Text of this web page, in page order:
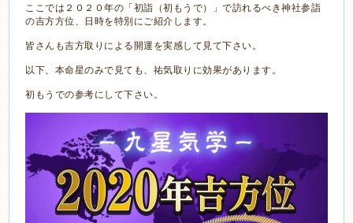
ここでは２０２０年の「初詣（初もうで）」で訪れるべき神社参詣
の吉方方位、日時を特別にご紹介します。
皆さんも吉方取りによる開運を実感して見て下さい。
以下、本命星のみで見ても、祐気取りに効果があります。
初もうでの参考にして下さい。